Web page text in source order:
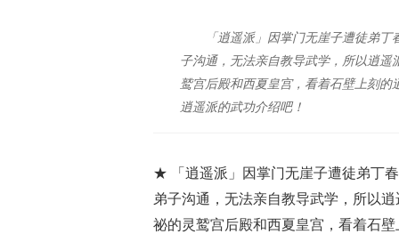
「逍遥派」因掌门无崖子遭徒弟
子沟通，无法亲自教导武学，所以逍
鹫宫后殿和西夏皇宫，看着石壁上刻
逍遥派的武功介绍吧！
★ 「逍遥派」因掌门无崖子遭徒弟丁
弟子沟通，无法亲自教导武学，所以
祕的灵鹫宫后殿和西夏皇宫，看着石